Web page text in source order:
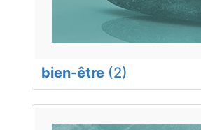
bien-être (2)